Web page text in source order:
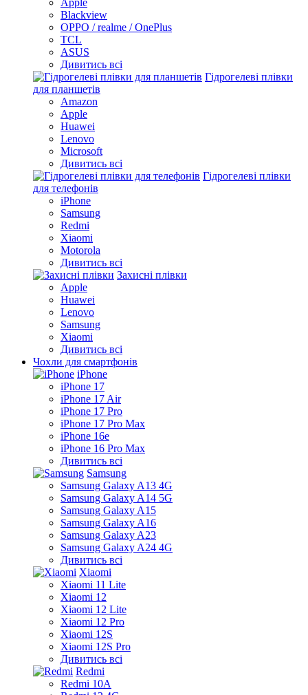
Apple
Blackview
OPPO / realme / OnePlus
TCL
ASUS
Дивитись всі
Гідрогелеві плівки
для планшетів
Amazon
Apple
Huawei
Lenovo
Microsoft
Дивитись всі
Гідрогелеві плівки
для телефонів
iPhone
Samsung
Redmi
Xiaomi
Motorola
Дивитись всі
Захисні плівки
Apple
Huawei
Lenovo
Samsung
Xiaomi
Дивитись всі
Чохли для смартфонів
iPhone
iPhone 17
iPhone 17 Air
iPhone 17 Pro
iPhone 17 Pro Max
iPhone 16e
iPhone 16 Pro Max
Дивитись всі
Samsung
Samsung Galaxy A13 4G
Samsung Galaxy A14 5G
Samsung Galaxy A15
Samsung Galaxy A16
Samsung Galaxy A23
Samsung Galaxy A24 4G
Дивитись всі
Xiaomi
Xiaomi 11 Lite
Xiaomi 12
Xiaomi 12 Lite
Xiaomi 12 Pro
Xiaomi 12S
Xiaomi 12S Pro
Дивитись всі
Redmi
Redmi 10A